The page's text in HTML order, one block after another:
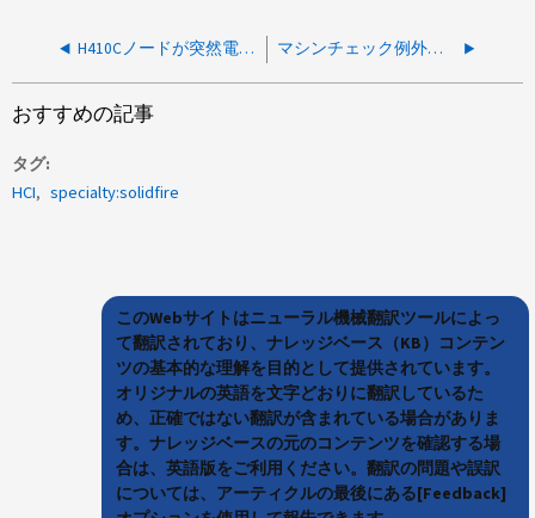
H410Cノードが突然電源オフになり、起動しなくなりました。 マシンチェック例外により H410s ノードがオフラインになりました
おすすめの記事
タグ
HCI
specialty:solidfire
このWebサイトはニューラル機械翻訳ツールによっ
て翻訳されており、ナレッジベース（KB）コンテン
ツの基本的な理解を目的として提供されています。
オリジナルの英語を文字どおりに翻訳しているた
め、正確ではない翻訳が含まれている場合がありま
す。ナレッジベースの元のコンテンツを確認する場
合は、英語版をご利用ください。翻訳の問題や誤訳
については、アーティクルの最後にある[Feedback]